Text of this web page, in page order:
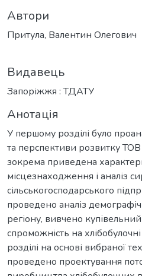
Автори
Притула, Валентин Олегович
Видавець
Запоріжжя : ТДАТУ
Анотація
У першому розділі було
та перспективи розвитку
зокрема приведена
місцезнаходження і аналіз
сільськогосподарського
проведено аналіз
регіону, вивчено
спроможність на
розділі на основі вибраної
проведено проектування